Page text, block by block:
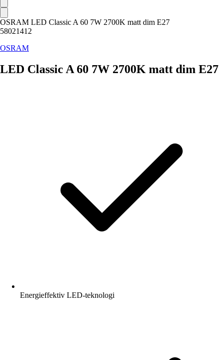
OSRAM LED Classic A 60 7W 2700K matt dim E27
58021412
OSRAM
LED Classic A 60 7W 2700K matt dim E27
Energieffektiv LED-teknologi